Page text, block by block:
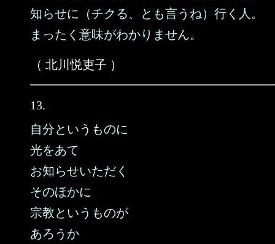
知らせに（チクる、とも言うね）行く人。
まったく意味がわかりません。
（ 北川悦吏子 ）
13.
自分というものに
光をあて
お知らせいただく
そのほかに
宗教というものが
あろうか